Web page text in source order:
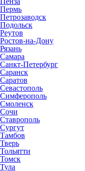
Пермь
Петрозаводск
Подольск
Реутов
Ростов-на-Дону
Рязань
Самара
Санкт-Петербург
Саранск
Саратов
Севастополь
Симферополь
Смоленск
Сочи
Ставрополь
Сургут
Тамбов
Тверь
Тольятти
Томск
Тула